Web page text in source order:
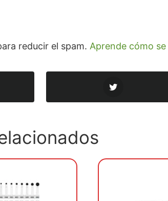
reducir el spam. Aprende cómo